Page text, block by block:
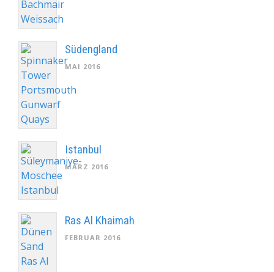
Südengland
MAI 2016
Istanbul
MÄRZ 2016
Ras Al Khaimah
FEBRUAR 2016